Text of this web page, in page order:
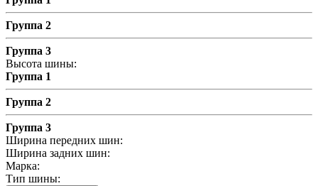
Группа 2
Группа 3
Высота шины:
Группа 1
Группа 2
Группа 3
Ширина передних шин:
Ширина задних шин:
Марка:
Тип шины: